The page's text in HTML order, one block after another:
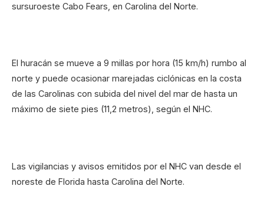
sursuroeste Cabo Fears, en Carolina del Norte.
El huracán se mueve a 9 millas por hora (15 km/h) rumbo al
norte y puede ocasionar marejadas ciclónicas en la costa
de las Carolinas con subida del nivel del mar de hasta un
máximo de siete pies (11,2 metros), según el NHC.
Las vigilancias y avisos emitidos por el NHC van desde el
noreste de Florida hasta Carolina del Norte.